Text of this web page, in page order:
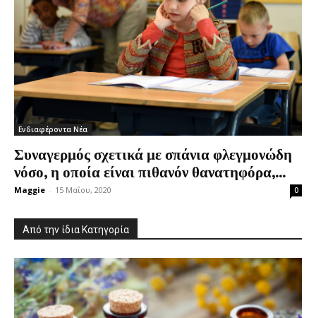
Ενδιαφέροντα Νέα
Συναγερμός σχετικά με σπάνια φλεγμονώδη
νόσο, η οποία είναι πιθανόν θανατηφόρα,...
Maggie - 15 Μαΐου, 2020 0
Από την ίδια Κατηγορία